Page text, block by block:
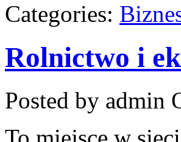
Categories:
Rolnictwo i
Posted by admin